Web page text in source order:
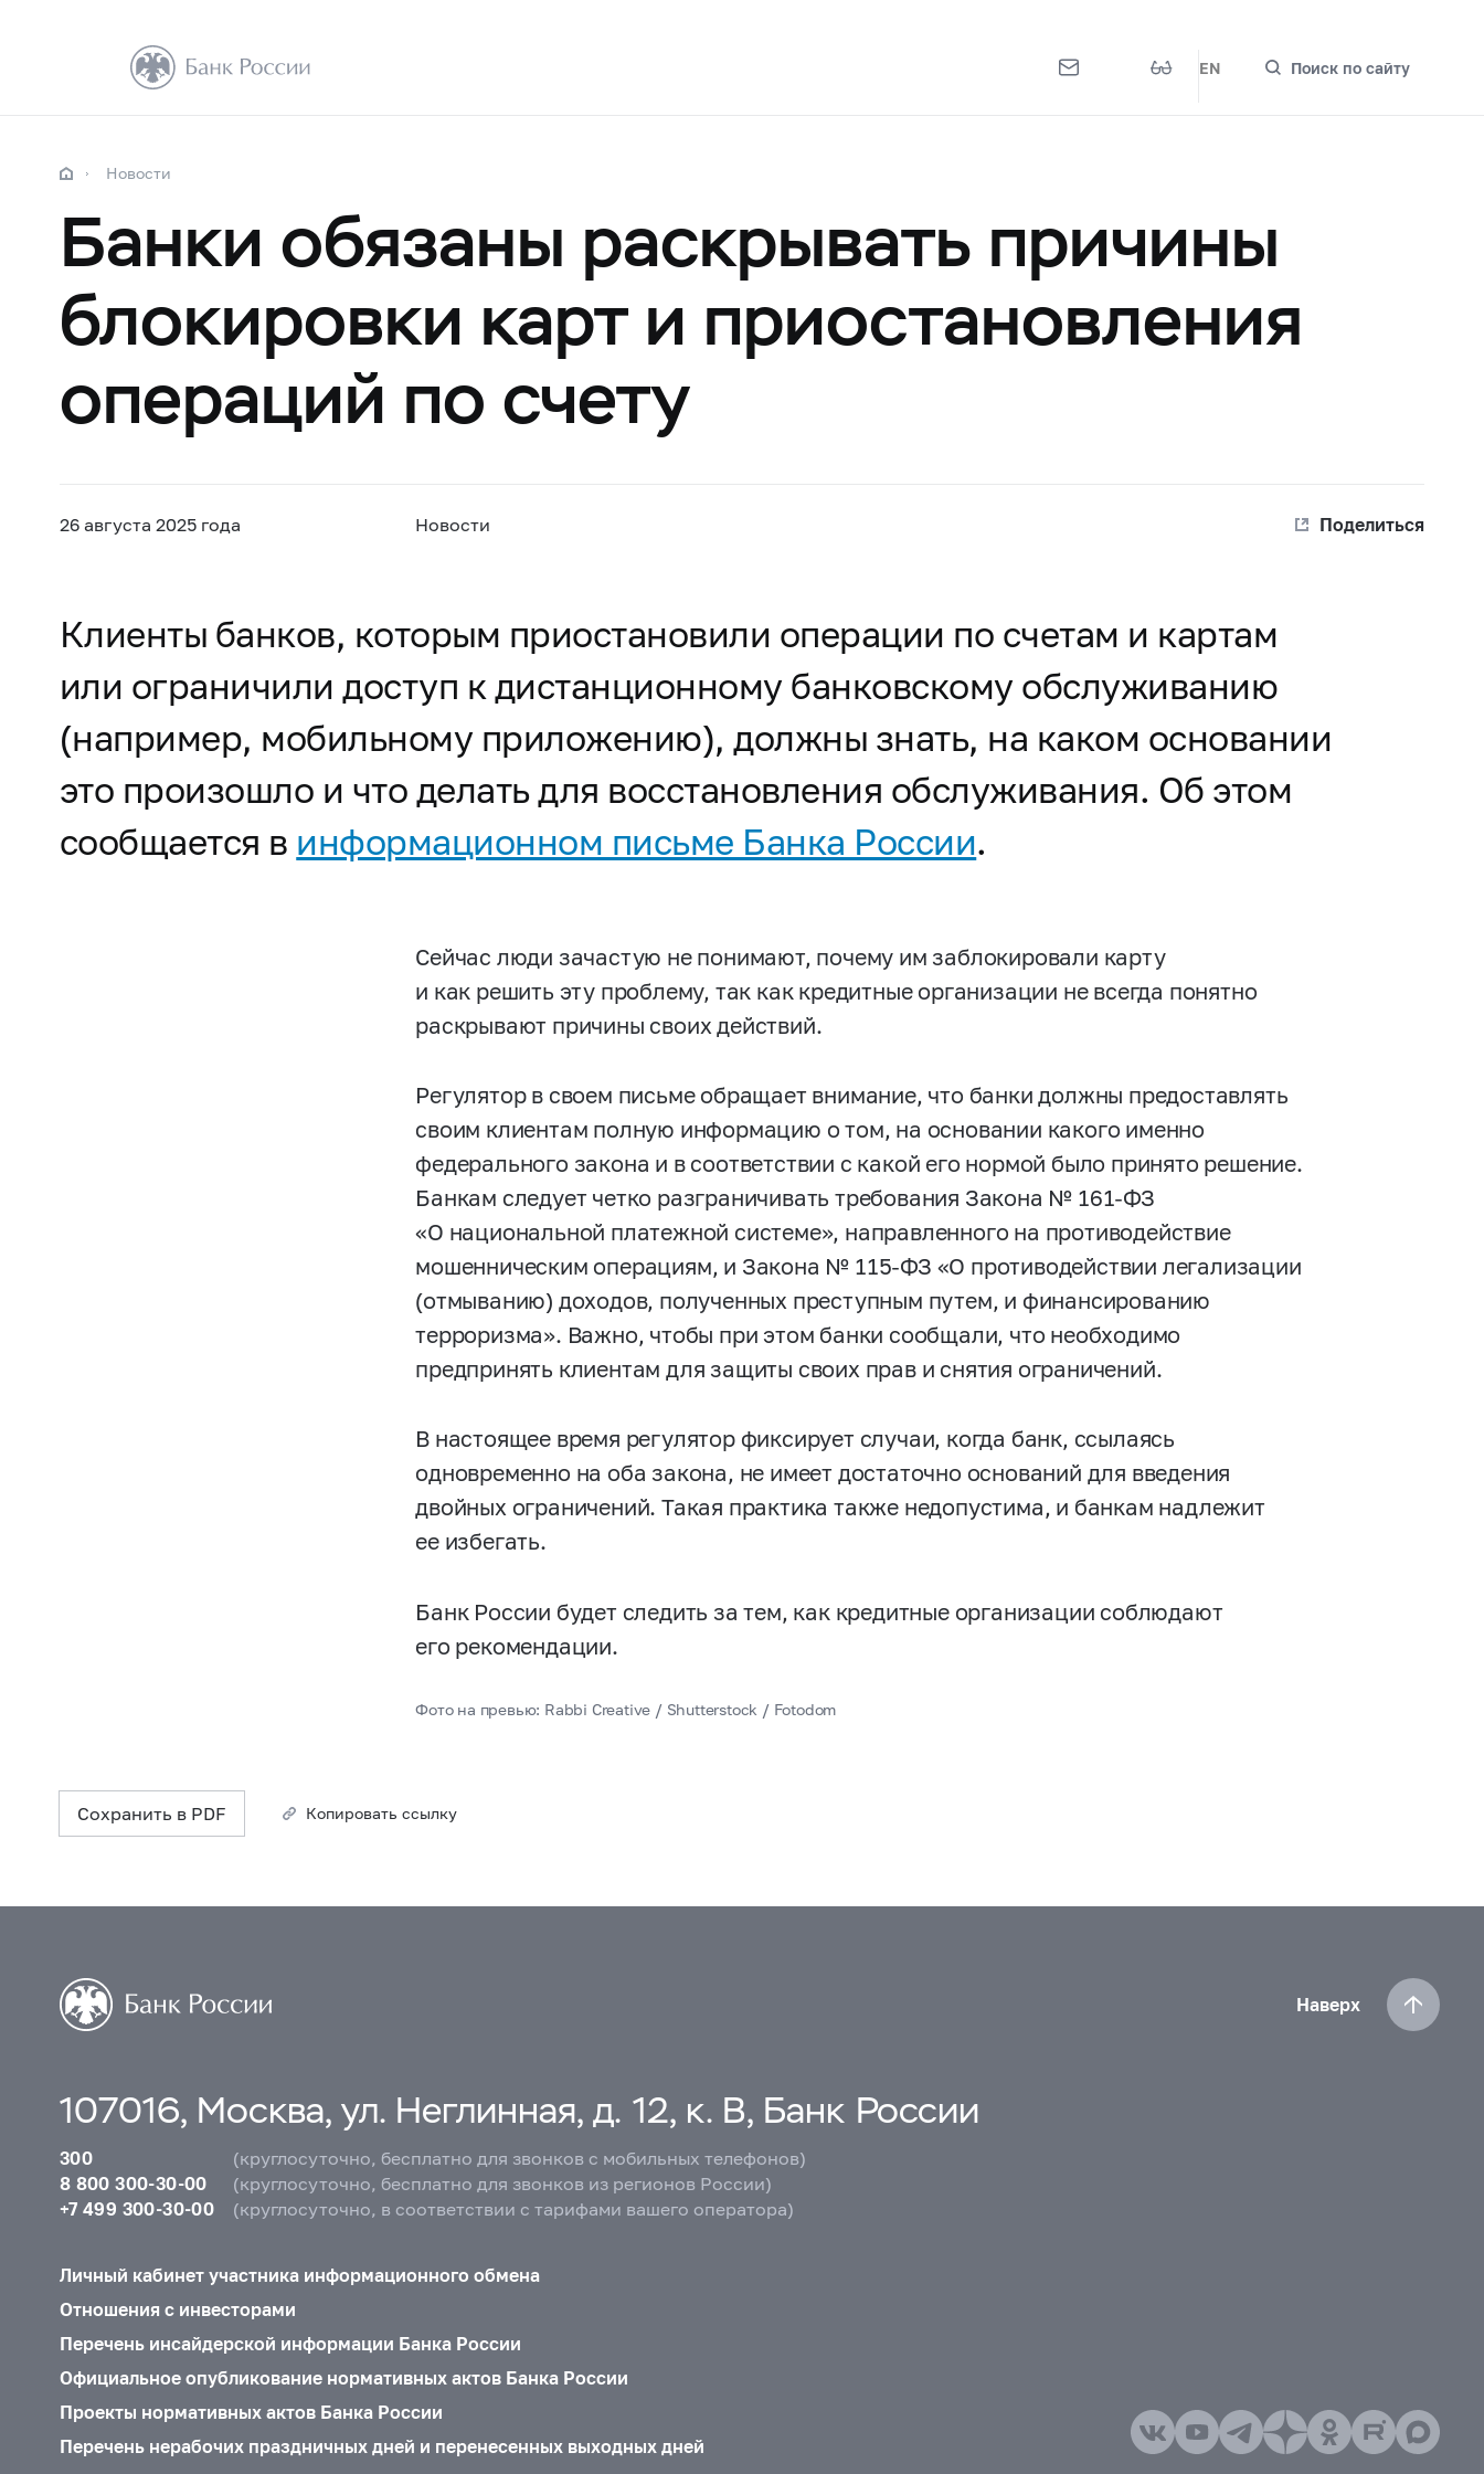
EN Поиск по сайту
Новости
Банки обязаны раскрывать причины
блокировки карт и приостановления
операций по счету
26 августа 2025 года Новости Поделиться
Клиенты банков, которым приостановили операции по счетам и картам
или ограничили доступ к дистанционному банковскому обслуживанию
(например, мобильному приложению), должны знать, на каком основании
это произошло и что делать для восстановления обслуживания. Об этом
сообщается в информационном письме Банка России.
Сейчас люди зачастую не понимают, почему им заблокировали карту
и как решить эту проблему, так как кредитные организации не всегда понятно
раскрывают причины своих действий.
Регулятор в своем письме обращает внимание, что банки должны предоставлять
своим клиентам полную информацию о том, на основании какого именно
федерального закона и в соответствии с какой его нормой было принято решение.
Банкам следует четко разграничивать требования Закона № 161-ФЗ
«О национальной платежной системе», направленного на противодействие
мошенническим операциям, и Закона № 115-ФЗ «О противодействии легализации
(отмыванию) доходов, полученных преступным путем, и финансированию
терроризма». Важно, чтобы при этом банки сообщали, что необходимо
предпринять клиентам для защиты своих прав и снятия ограничений.
В настоящее время регулятор фиксирует случаи, когда банк, ссылаясь
одновременно на оба закона, не имеет достаточно оснований для введения
двойных ограничений. Такая практика также недопустима, и банкам надлежит
ее избегать.
Банк России будет следить за тем, как кредитные организации соблюдают
его рекомендации.
Фото на превью: Rabbi Creative / Shutterstock / Fotodom
Сохранить в PDF Копировать ссылку
Наверх
107016, Москва, ул. Неглинная, д. 12, к. В, Банк России
300
(круглосуточно, бесплатно для звонков с мобильных телефонов)
8 800 300-30-00
(круглосуточно, бесплатно для звонков из регионов России)
+7 499 300-30-00
(круглосуточно, в соответствии с тарифами вашего оператора)
Личный кабинет участника информационного обмена
Отношения с инвесторами
Перечень инсайдерской информации Банка России
Официальное опубликование нормативных актов Банка России
Проекты нормативных актов Банка России
Перечень нерабочих праздничных дней и перенесенных выходных дней